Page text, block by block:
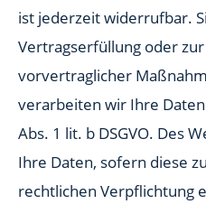
ist jederzeit widerrufbar.
Vertragserfüllung oder
vorvertraglicher
verarbeiten wir Ihre
Abs. 1 lit. b DSGVO. Des
Ihre Daten, sofern diese
rechtlichen Verpflichtung